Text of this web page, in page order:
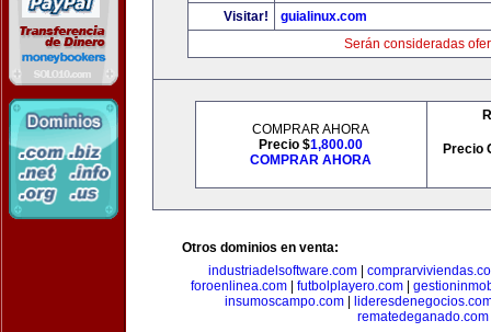
Visitar!
guialinux.com
Serán consideradas
COMPRAR AHORA
Precio $1,800.00
COMPRAR AHORA
Precio
Otros dominios en venta:
industriadelsoftware.com|
foroenlinea.com
futbolplayero.com
insumoscampo.com|
rematedeganado.com